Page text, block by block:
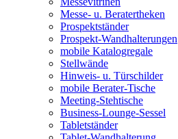
Messe- u. Beratertheken
Prospektständer
Prospekt-Wandhalterungen
mobile Katalogregale
Stellwände
Hinweis- u. Türschilder
mobile Berater-Tische
Meeting-Stehtische
Business-Lounge-Sessel
Tabletständer